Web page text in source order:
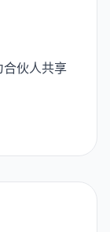
合伙人共享